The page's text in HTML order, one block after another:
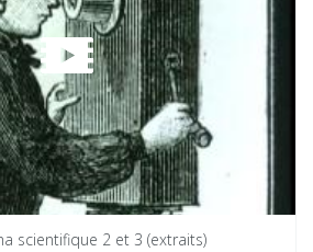
scientifique 2 et 3 (extraits)